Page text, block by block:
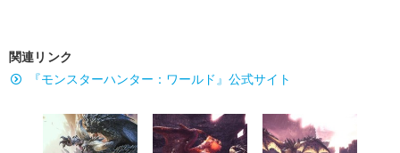
関連リンク
『モンスターハンター：ワールド』公式サイト